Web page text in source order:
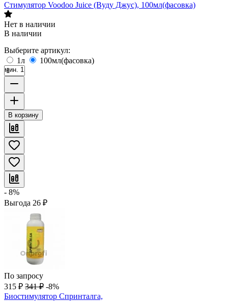
Стимулятор Voodoo Juice (Вуду Джус), 100мл(фасовка)
Нет в наличии
В наличии
Выберите артикул:
1л
100мл(фасовка)
мин. 1
В корзину
- 8%
Выгода 26 ₽
По запросу
315 ₽ 341 ₽ -8%
Биостимулятор Спринталга,